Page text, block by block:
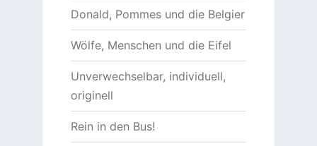
Donald, Pommes und die Belgier
Wölfe, Menschen und die Eifel
Unverwechselbar, individuell,
originell
Rein in den Bus!